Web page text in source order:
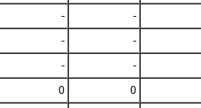
- -
- -
- -
0 0